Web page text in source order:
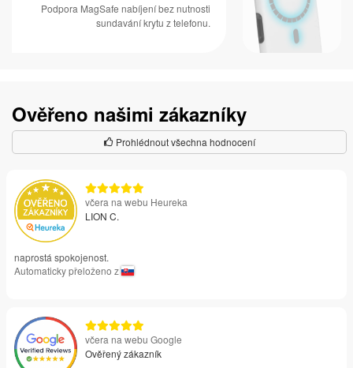
Podpora MagSafe nabíjení bez nutnosti
sundavání krytu z telefonu.
Ověřeno našimi zákazníky
Prohlédnout všechna hodnocení
včera na webu Heureka
LION C.
naprostá spokojenost.
Automaticky přeloženo z
včera na webu Google
Ověřený zákazník